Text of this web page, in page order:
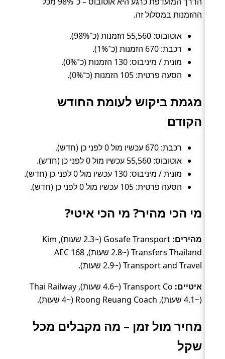
ההזמנות במסלול זה.
אוטובוס: 55,560 הזמנות (כ־98%).
רכבת: 670 הזמנות (כ־1%).
מונית / מיניבוס: 130 הזמנות (כ־0%).
הסעה פרטית: 105 הזמנות (כ־0%).
מגמת ביקוש לעומת החודש
הקודם
רכבת: 670 עכשיו מול 0 לפני כן (חדש).
אוטובוס: 55,560 עכשיו מול 0 לפני כן (חדש).
מונית / מיניבוס: 130 עכשיו מול 0 לפני כן (חדש).
הסעה פרטית: 105 עכשיו מול 0 לפני כן (חדש).
מי הכי מהיר? מי הכי איטי?
מהירים:
Gosafe Transport (~2.3 שעות), Kim
Transfers Thailand (~2.8 שעות), AEC 168
Transport and Travel (~2.9 שעות).
איטיים:
Transport Co (~4.6 שעות), Thai Railway
(~4.1 שעות), Roong Reuang Coach (~4 שעות).
מחיר מול זמן – מה מקבלים מכל
שקל